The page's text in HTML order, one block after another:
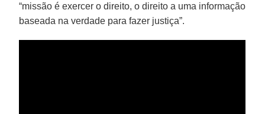
“missão é exercer o direito, o direito a uma informação
baseada na verdade para fazer justiça”.